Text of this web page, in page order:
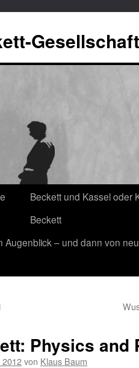
Gesellschaft
Beckett und Kassel oder
Beckett
Augenblick – und dann von
Physics and
2012von Klaus Baum